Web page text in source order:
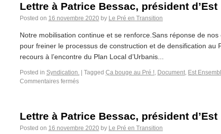
Lettre à Patrice Bessac, président
Posted on 16 novembre 2020 by Le Pré en Transition
Notre mobilisation continue et se renforce.Sans réponse de
pour freiner le processus de construction et de densification au
recours à l’encontre du Plan Local d’Urbanis...
Posted in Syndication. Tagged Ça bouge au Pré !, Document, Est
Commentaires fermés
Lettre à Patrice Bessac, président
Posted on 16 novembre 2020 by Le Pré en Transition